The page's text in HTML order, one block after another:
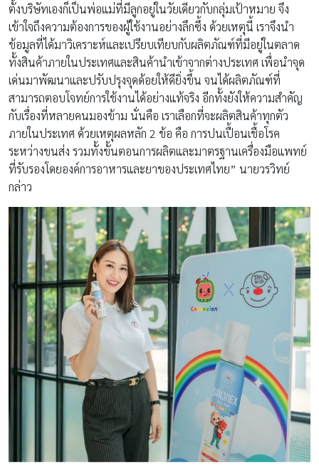
ตั้งบริษัทเองก็เป็นพ่อแม่ที่มีลูกอยู่ในวัยเดียวกับกลุ่มเป้าหมาย จึง
เข้าใจถึงความต้องการของผู้ใช้งานอย่างลึกซึ้ง ด้วยเหตุนี้ เราจึงนำ
ข้อมูลที่ได้มาวิเคราะห์และเปรียบเทียบกับผลิตภัณฑ์ที่มีอยู่ในตลาด
ทั้งสินค้าภายในประเทศและสินค้านำเข้าจากต่างประเทศ เพื่อนำจุด
เด่นมาพัฒนาและปรับปรุงจุดด้อยให้ดียิ่งขึ้น จนได้ผลิตภัณฑ์ที่
สามารถตอบโจทย์การใช้งานได้อย่างแท้จริง อีกทั้งยังให้ความสำคัญ
กับเรื่องที่หลายคนมองข้าม นั่นคือ เราเลือกที่จะผลิตสินค้าทุกตัว
ภายในประเทศ ด้วยเหตุผลหลัก 2 ข้อ คือ การปนเปื้อนเชื้อโรค
ระหว่างขนส่ง รวมทั้งขั้นตอนการผลิตและมาตรฐานเครื่องมือแพทย์
ที่รับรองโดยองค์การอาหารและยาของประเทศไทย” นายวรวิทย์
กล่าว